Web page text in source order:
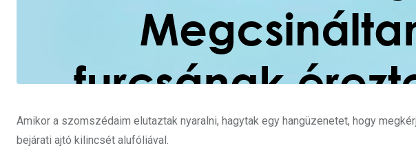
Amikor a szomszédaim elutaztak nyaralni, hagytak egy hangüzenetet, hogy
bejárati ajtó kilincsét alufóliával.